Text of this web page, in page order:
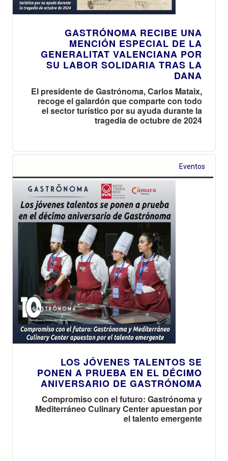
GASTRÓNOMA RECIBE UNA
MENCIÓN ESPECIAL DE LA
GENERALITAT VALENCIANA POR
SU LABOR SOLIDARIA TRAS LA
DANA
El presidente de Gastrónoma, Carlos Mataix,
recoge el galardón que comparte con todo
el sector turístico por su ayuda durante la
tragedia de octubre de 2024
Eventos
LOS JÓVENES TALENTOS SE
PONEN A PRUEBA EN EL DÉCIMO
ANIVERSARIO DE GASTRÓNOMA
Compromiso con el futuro: Gastrónoma y
Mediterráneo Culinary Center apuestan por
el talento emergente